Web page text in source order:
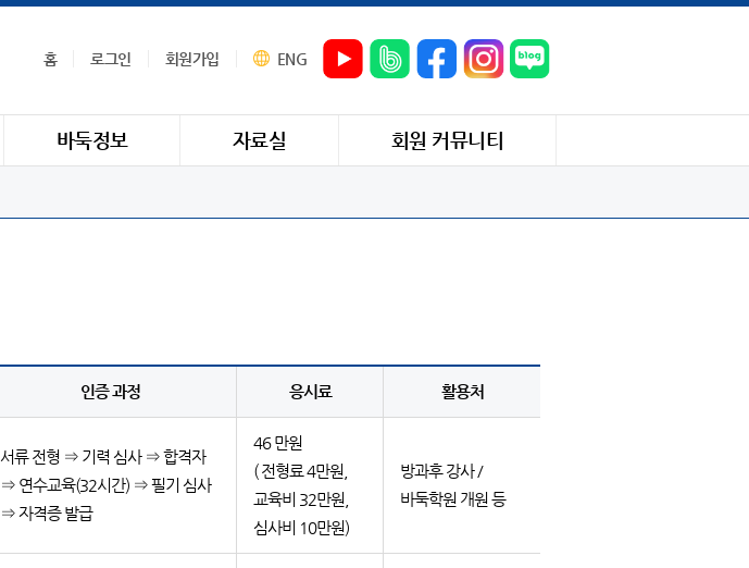
홈 로그인 회원가입 ENG
바둑정보 자료실 회원 커뮤니티
인증 과정 응시료 활용처
서류 전형 ⇒ 기력 심사 ⇒ 합격자
⇒ 연수교육(32시간) ⇒ 필기 심사
⇒ 자격증 발급
46 만원
( 전형료 4만원,
교육비 32만원,
심사비 10만원)
방과후 강사 /
바둑학원 개원 등